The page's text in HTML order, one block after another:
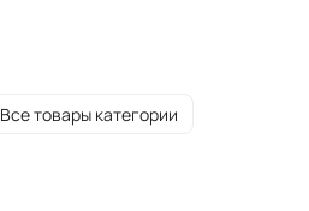
Все товары категории